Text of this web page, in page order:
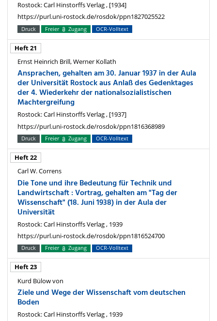
Rostock: Carl Hinstorffs Verlag , [1934]
https://purl.uni-rostock.de/rosdok/ppn1827025522
Druck Freier Zugang OCR-Volltext
Heft 21
Ernst Heinrich Brill, Werner Kollath
Ansprachen, gehalten am 30. Januar 1937 in der Aula
der Universität Rostock aus Anlaß des Gedenktages
der 4. Wiederkehr der nationalsozialistischen
Machtergreifung
Rostock: Carl Hinstorffs Verlag , [1937]
https://purl.uni-rostock.de/rosdok/ppn1816368989
Druck Freier Zugang OCR-Volltext
Heft 22
Carl W. Correns
Die Tone und ihre Bedeutung für Technik und
Landwirtschaft : Vortrag, gehalten am "Tag der
Wissenschaft" (18. Juni 1938) in der Aula der
Universität
Rostock: Carl Hinstorffs Verlag , 1939
https://purl.uni-rostock.de/rosdok/ppn1816524700
Druck Freier Zugang OCR-Volltext
Heft 23
Kurd Bülow von
Ziele und Wege der Wissenschaft vom deutschen
Boden
Rostock: Carl Hinstorffs Verlag , 1939